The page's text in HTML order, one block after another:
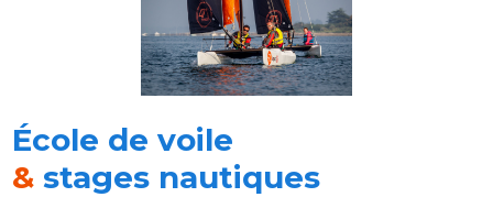
École de voile
& stages nautiques